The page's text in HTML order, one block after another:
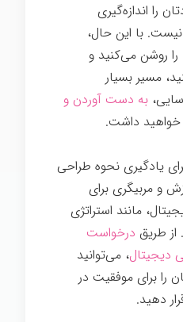
را اندازه‌گیری
با این حال،
را روشن می‌کنید و
مسیر بسیار
به دست آوردن و
داشت.
یادگیری نحوه طراحی
و مربیگری برای
مانند استراتژی
از طریق درخواست
دیجیتال، می‌توانید
را برای موفقیت در
دهید.